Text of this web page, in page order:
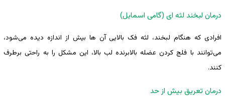
درمان لبخند لثه ای (گامی اسمایل)
افرادی که هنگام لبخند، لثه فک بالایی آن ها بیش از اندازه دیده می‌شود،
می‌توانند با فلج کردن عضله بالابرنده لب بالا، این مشکل را به راحتی برطرف
کنند.
درمان تعریق بیش از حد